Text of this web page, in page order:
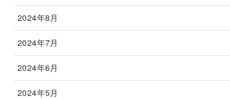
2024年8月
2024年7月
2024年6月
2024年5月